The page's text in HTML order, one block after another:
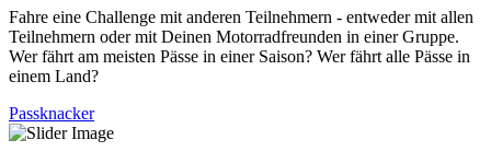
Fahre eine Challenge mit anderen Teilnehmern - entweder mit allen
Teilnehmern oder mit Deinen Motorradfreunden in einer Gruppe.
Wer fährt am meisten Pässe in einer Saison? Wer fährt alle Pässe in
einem Land?
Passknacker